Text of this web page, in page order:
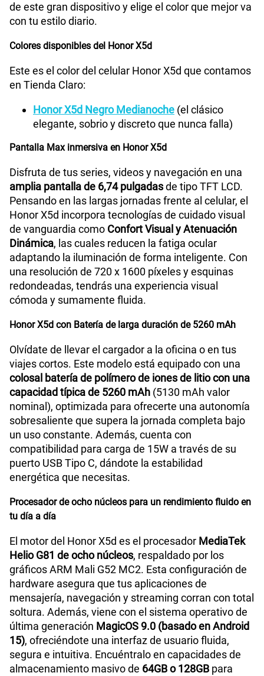
Peso
Bluetooth
Cámara de fotos Principal 50M+0.08M
Radio FM Si
Capacidad Memoria Externa
Capacidad Memoria Interna
GPS Si
Reconocimiento Facial
Lector de Huella
Dimensión
VoLTE Si
VoWiFi Si
Compatibilidad nano-SIM Sí
de este gran dispositivo y elige el color que mejor va
con tu estilo diario.
Colores disponibles del Honor X5d
Este es el color del celular Honor X5d que contamos
en Tienda Claro:
Honor X5d Negro Medianoche (el clásico
elegante, sobrio y discreto que nunca falla)
Pantalla Max inmersiva en Honor X5d
Disfruta de tus series, videos y navegación en una
amplia pantalla de 6,74 pulgadasde tipo TFT LCD.
Pensando en las largas jornadas frente al celular, el
Honor X5d incorpora tecnologías de cuidado visual
de vanguardia como Confort Visual y Atenuación
Dinámica, las cuales reducen la fatiga ocular
adaptando la iluminación de forma inteligente. Con
una resolución de 720 x 1600 píxeles y esquinas
redondeadas, tendrás una experiencia visual
cómoda y sumamente fluida.
Honor X5d con Batería de larga duración de 5260 mAh
Olvídate de llevar el cargador a la oficina o en tus
viajes cortos. Este modelo está equipado con una
colosal batería de polímero de iones de litio con una
capacidad típica de 5260 mAh (5130 mAh valor
nominal), optimizada para ofrecerte una autonomía
sobresaliente que supera la jornada completa bajo
un uso constante. Además, cuenta con
compatibilidad para carga de 15W a través de su
puerto USB Tipo C, dándote la estabilidad
energética que necesitas.
Procesador de ocho núcleos para un rendimiento fluido en
tu día a día
El motor del Honor X5d es el procesador MediaTek
Helio G81 de ocho núcleos, respaldado por los
gráficos ARM Mali G52 MC2. Esta configuración de
hardware asegura que tus aplicaciones de
mensajería, navegación y streaming corran con total
soltura. Además, viene con el sistema operativo de
última generación MagicOS 9.0 (basado en Android
15), ofreciéndote una interfaz de usuario fluida,
segura e intuitiva. Encuéntralo en capacidades de
almacenamiento masivo de 64GB o 128GB para